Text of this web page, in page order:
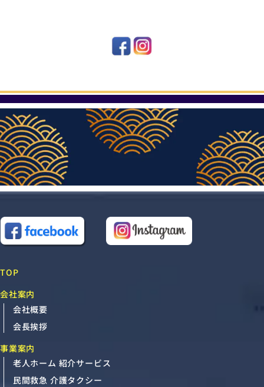
TOP
会社案内
会社概要
会長挨拶
事業案内
老人ホーム 紹介サービス
民間救急 介護タクシー